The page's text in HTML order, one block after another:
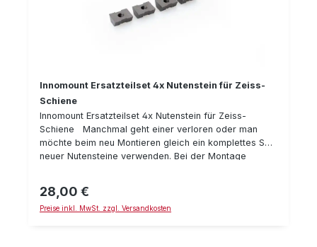
Innomount Ersatzteilset 4x Nutenstein für Zeiss-
Schiene
Innomount Ersatzteilset 4x Nutenstein für Zeiss-
Schiene Manchmal geht einer verloren oder man
möchte beim neu Montieren gleich ein komplettes Set
neuer Nutensteine verwenden. Bei der Montage
Details: Nutenstein, passend für Zeiss-Schiene
Liefermenge: 4 Stück Gewinde M4
Regulärer Preis:
28,00 €
Preise inkl. MwSt. zzgl. Versandkosten